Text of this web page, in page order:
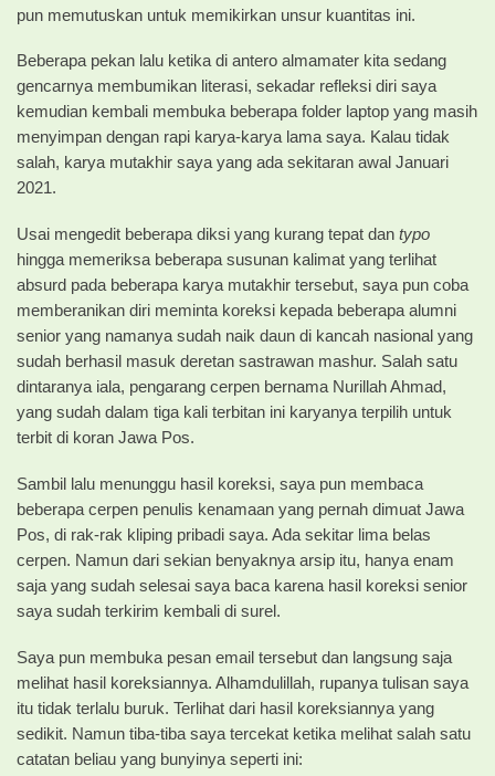
pun memutuskan untuk memikirkan unsur kuantitas ini.
Beberapa pekan lalu ketika di antero almamater kita sedang
gencarnya membumikan literasi, sekadar refleksi diri saya
kemudian kembali membuka beberapa folder laptop yang masih
menyimpan dengan rapi karya-karya lama saya. Kalau tidak
salah, karya mutakhir saya yang ada sekitaran awal Januari
2021.
Usai mengedit beberapa diksi yang kurang tepat dan typo
hingga memeriksa beberapa susunan kalimat yang terlihat
absurd pada beberapa karya mutakhir tersebut, saya pun coba
memberanikan diri meminta koreksi kepada beberapa alumni
senior yang namanya sudah naik daun di kancah nasional yang
sudah berhasil masuk deretan sastrawan mashur. Salah satu
dintaranya iala, pengarang cerpen bernama Nurillah Ahmad,
yang sudah dalam tiga kali terbitan ini karyanya terpilih untuk
terbit di koran Jawa Pos.
Sambil lalu menunggu hasil koreksi, saya pun membaca
beberapa cerpen penulis kenamaan yang pernah dimuat Jawa
Pos, di rak-rak kliping pribadi saya. Ada sekitar lima belas
cerpen. Namun dari sekian benyaknya arsip itu, hanya enam
saja yang sudah selesai saya baca karena hasil koreksi senior
saya sudah terkirim kembali di surel.
Saya pun membuka pesan email tersebut dan langsung saja
melihat hasil koreksiannya. Alhamdulillah, rupanya tulisan saya
itu tidak terlalu buruk. Terlihat dari hasil koreksiannya yang
sedikit. Namun tiba-tiba saya tercekat ketika melihat salah satu
catatan beliau yang bunyinya seperti ini: